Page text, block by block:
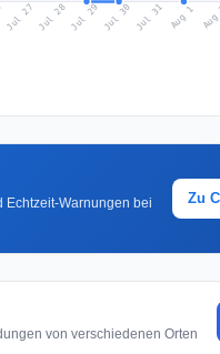
Jul 27 Jul 28Jul 29 Jul 30 Jul 31 Aug 1
Warnungen bei
Zu
von verschiedenen Orten